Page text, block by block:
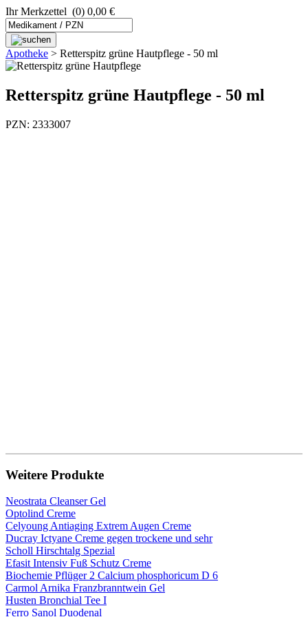
Ihr Merkzettel (0) 0,00 €
Apotheke > Retterspitz grüne Hautpflege - 50 ml
Retterspitz grüne Hautpflege - 50 ml
PZN: 2333007
Weitere Produkte
Neostrata Cleanser Gel
Optolind Creme
Celyoung Antiaging Extrem Augen Creme
Ducray Ictyane Creme gegen trockene und sehr
Scholl Hirschtalg Spezial
Efasit Intensiv Fuß Schutz Creme
Biochemie Pflüger 2 Calcium phosphoricum D 6
Carmol Arnika Franzbranntwein Gel
Husten Bronchial Tee I
Ferro Sanol Duodenal